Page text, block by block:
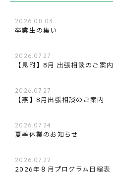
2026.08.03
卒業生の集い
2026.07.27
【見附】8月 出張相談のご案内
2026.07.27
【燕】8月出張相談のご案内
2026.07.24
夏季休業のお知らせ
2026.07.22
2026年８月プログラム日程表